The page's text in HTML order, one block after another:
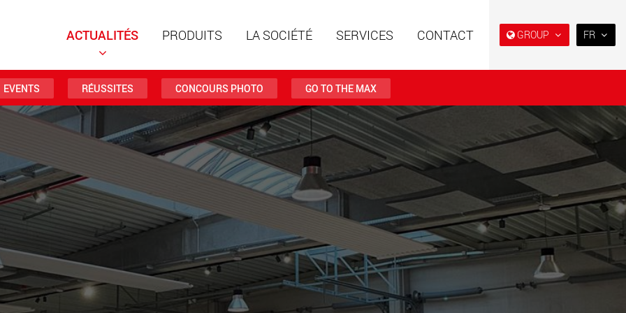
GROUP
Remorques spéciales à
structure modulaire pour des
charges utiles de 15 t à 123 t
www.maxtrailer.eu
Semi-remorques surbaissés
et extra-surbaissées pour le
marché américain
www.maxtrailer.us
Remorques spéciales pour
des charges utiles de 20 t
jusqu’à 500 t
www.faymonville.com
Véhicules électriques avec
des capacités de charge à
partir de 5 t
www.morello.eu.com
Véhicules électriques pour SPMT et véhicules industriels
FR
NL
日本
PT
ACTUALITÉS PRODUITS LA SOCIÉTÉ SERVICES CONTACT
EVENTS RÉUSSITES CONCOURS PHOTO GO TO THE MAX